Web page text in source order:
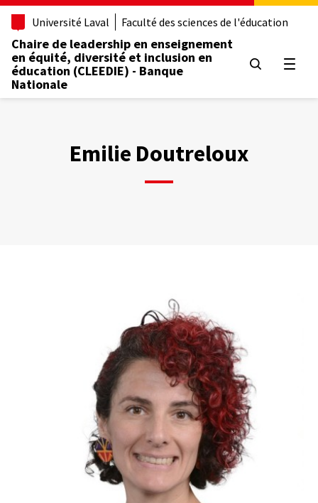
Aller
contenu
principal
Université Laval Faculté des sciences de l'éducation
Chaire de leadership en enseignement
en équité, diversité et inclusion en
éducation (CLEEDIE) - Banque
Nationale
Emilie Doutreloux